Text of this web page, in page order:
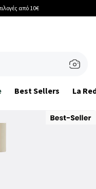
από 10€
Best Sellers La